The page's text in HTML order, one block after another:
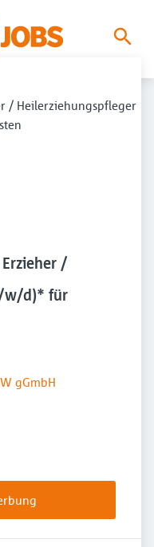
/ Heilerziehungspfleger
/
w/d)* für
gGmbH